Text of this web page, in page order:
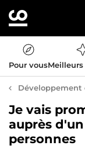
Pour vous
Développement
Je vais
auprès
personnes